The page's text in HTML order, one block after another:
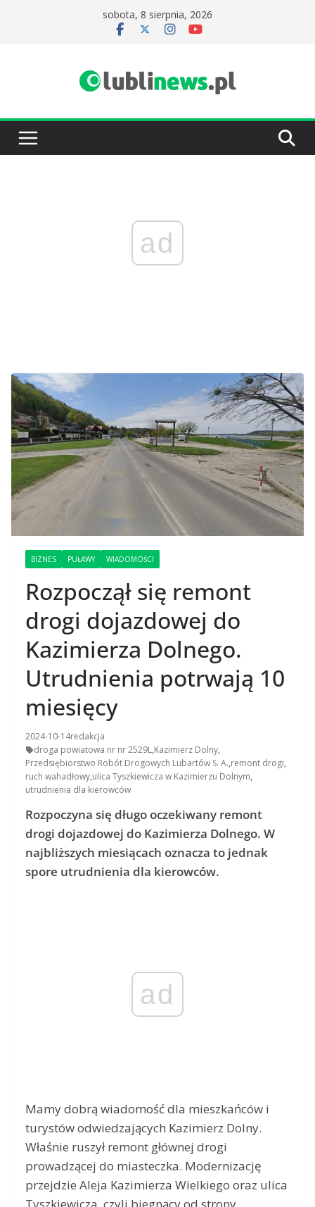
sobota, 8 sierpnia, 2026
ad
BIZNES PUŁAWY WIADOMOŚCI
Rozpoczął się remont
drogi dojazdowej do
Kazimierza Dolnego.
Utrudnienia potrwają 10
miesięcy
2024-10-14redakcja
droga powiatowa nr nr 2529L,Kazimierz Dolny,
Przedsiębiorstwo Robót Drogowych Lubartów S. A.,remont drogi,
ruch wahadłowy,ulica Tyszkiewicza w Kazimierzu Dolnym,
utrudnienia dla kierowców
Rozpoczyna się długo oczekiwany remont
drogi dojazdowej do Kazimierza Dolnego. W
najbliższych miesiącach oznacza to jednak
spore utrudnienia dla kierowców.
ad
Mamy dobrą wiadomość dla mieszkańców i
turystów odwiedzających Kazimierz Dolny.
Właśnie ruszył remont głównej drogi
prowadzącej do miasteczka. Modernizację
przejdzie Aleja Kazimierza Wielkiego oraz ulica